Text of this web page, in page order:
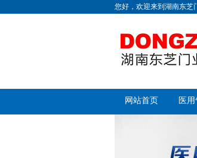
您好，欢迎来到湖南东芝
网站首页 医